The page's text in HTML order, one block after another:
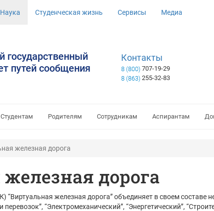
Наука Студенческая жизнь Сервисы Медиа
государственный
путей сообщения
Контакты
8 (800) 707-19-29
8 (863) 255-32-83
Студентам Родителям Сотрудникам Аспирантам
железная дорога
дорога
железная дорога” объединяет в своем составе
перевозок”, “Электромеханический”, “Энергетический”,